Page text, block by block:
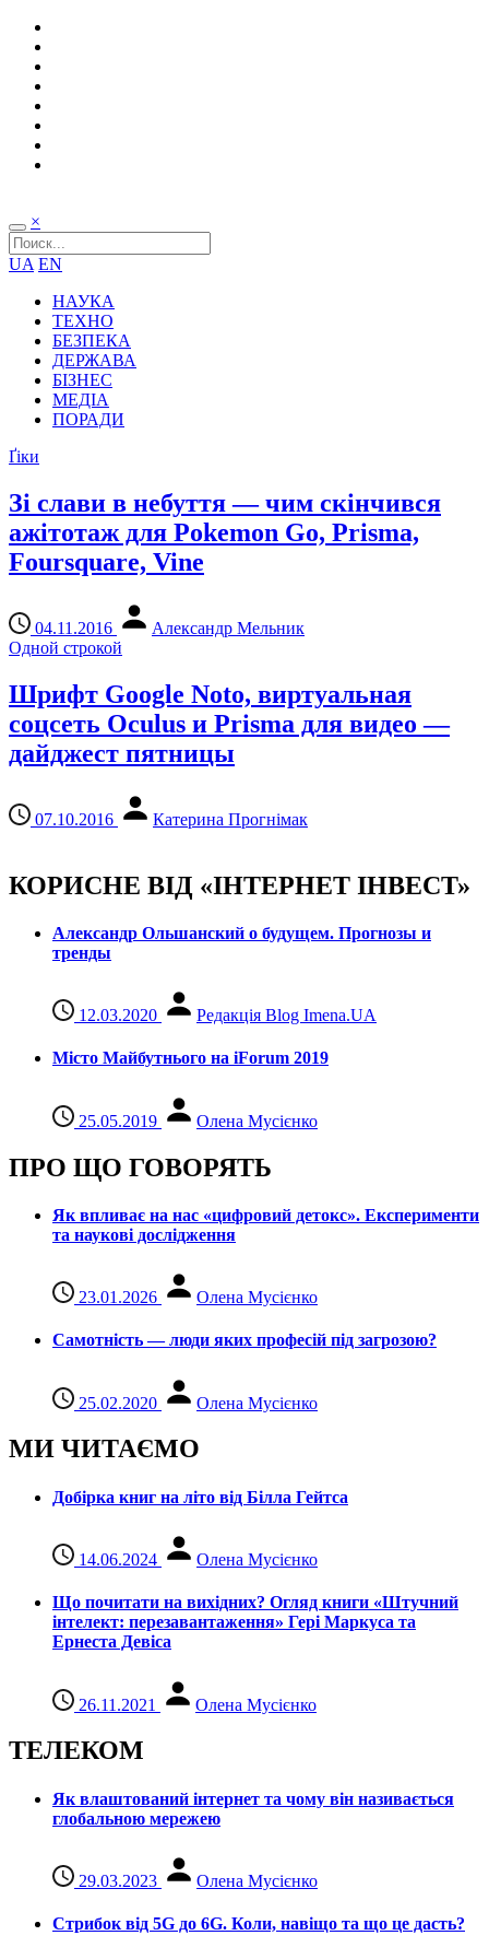
×
UA EN
НАУКА
ТЕХНО
БЕЗПЕКА
ДЕРЖАВА
БІЗНЕС
МЕДІА
ПОРАДИ
Ґіки
Зі слави в небуття — чим скінчився
ажітотаж для Pokemon Go, Prisma,
Foursquare, Vine
04.11.2016
Александр Мельник
Одной строкой
Шрифт Google Noto, виртуальная
соцсеть Oculus и Prisma для видео —
дайджест пятницы
07.10.2016 Катерина Прогнімак
КОРИСНЕ ВІД «ІНТЕРНЕТ ІНВЕСТ»
Александр Ольшанский о будущем. Прогнозы и
тренды
12.03.2020 Редакція Blog Imena.UA
Місто Майбутнього на iForum 2019
25.05.2019 Олена Мусієнко
ПРО ЩО ГОВОРЯТЬ
Як впливає на нас «цифровий детокс». Експерименти
та наукові дослідження
23.01.2026 Олена Мусієнко
Самотність — люди яких професій під загрозою?
25.02.2020 Олена Мусієнко
МИ ЧИТАЄМО
Добірка книг на літо від Білла Гейтса
14.06.2024 Олена Мусієнко
Що почитати на вихідних? Огляд книги «Штучний
інтелект: перезавантаження» Гері Маркуса та
Ернеста Девіса
26.11.2021 Олена Мусієнко
ТЕЛЕКОМ
Як влаштований інтернет та чому він називається
глобальною мережею
29.03.2023 Олена Мусієнко
Стрибок від 5G до 6G. Коли, навіщо та що це даcть?